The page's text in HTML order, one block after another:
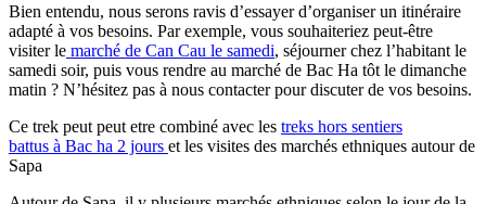
Bien entendu, nous serons ravis d’essayer d’organiser un itinéraire
adapté à vos besoins. Par exemple, vous souhaiteriez peut-être
visiter le marché de Can Cau le samedi, séjourner chez l’habitant le
samedi soir, puis vous rendre au marché de Bac Ha tôt le dimanche
matin ? N’hésitez pas à nous contacter pour discuter de vos besoins.
Ce trek peut peut etre combiné avec les treks hors sentiers
battus à Bac ha 2 jours et les visites des marchés ethniques autour de
Sapa